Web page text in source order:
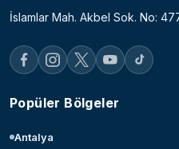
İslamlar Mah. Akbel Sok. No:
Popüler Bölgeler
Antalya